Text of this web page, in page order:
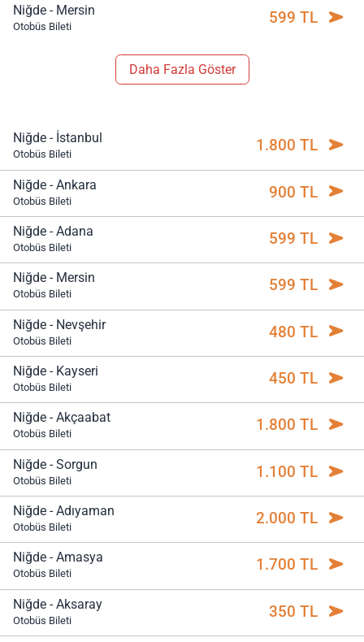
Niğde - Mersin
Otobüs Bileti 599 TL
Daha Fazla Göster
Niğde - İstanbul
Otobüs Bileti 1.800 TL
Niğde - Ankara
Otobüs Bileti 900 TL
Niğde - Adana
Otobüs Bileti 599 TL
Niğde - Mersin
Otobüs Bileti 599 TL
Niğde - Nevşehir
Otobüs Bileti 480 TL
Niğde - Kayseri
Otobüs Bileti 450 TL
Niğde - Akçaabat
Otobüs Bileti 1.800 TL
Niğde - Sorgun
Otobüs Bileti 1.100 TL
Niğde - Adıyaman
Otobüs Bileti 2.000 TL
Niğde - Amasya
Otobüs Bileti 1.700 TL
Niğde - Aksaray
Otobüs Bileti 350 TL